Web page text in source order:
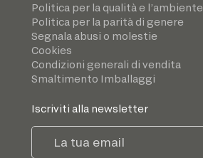
Politica per la qualità e l’ambiente
Politica per la parità di genere
Segnala abusi o molestie
Cookies
Condizioni generali di vendita
Smaltimento Imballaggi
Iscriviti alla newsletter